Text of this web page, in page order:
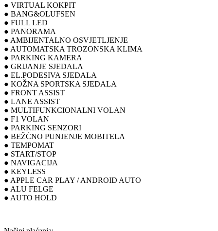
● VIRTUAL KOKPIT
● BANG&OLUFSEN
● FULL LED
● PANORAMA
● AMBIJENTALNO OSVJETLJENJE
● AUTOMATSKA TROZONSKA KLIMA
● PARKING KAMERA
● GRIJANJE SJEDALA
● EL.PODESIVA SJEDALA
● KOŽNA SPORTSKA SJEDALA
● FRONT ASSIST
● LANE ASSIST
● MULTIFUNKCIONALNI VOLAN
● F1 VOLAN
● PARKING SENZORI
● BEŽĆNO PUNJENJE MOBITELA
● TEMPOMAT
● START/STOP
● NAVIGACIJA
● KEYLESS
● APPLE CAR PLAY / ANDROID AUTO
● ALU FELGE
● AUTO HOLD